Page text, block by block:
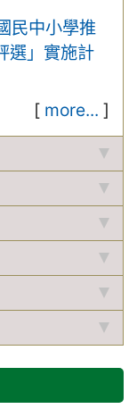
民中小學推
選」實施計
[ more... ]